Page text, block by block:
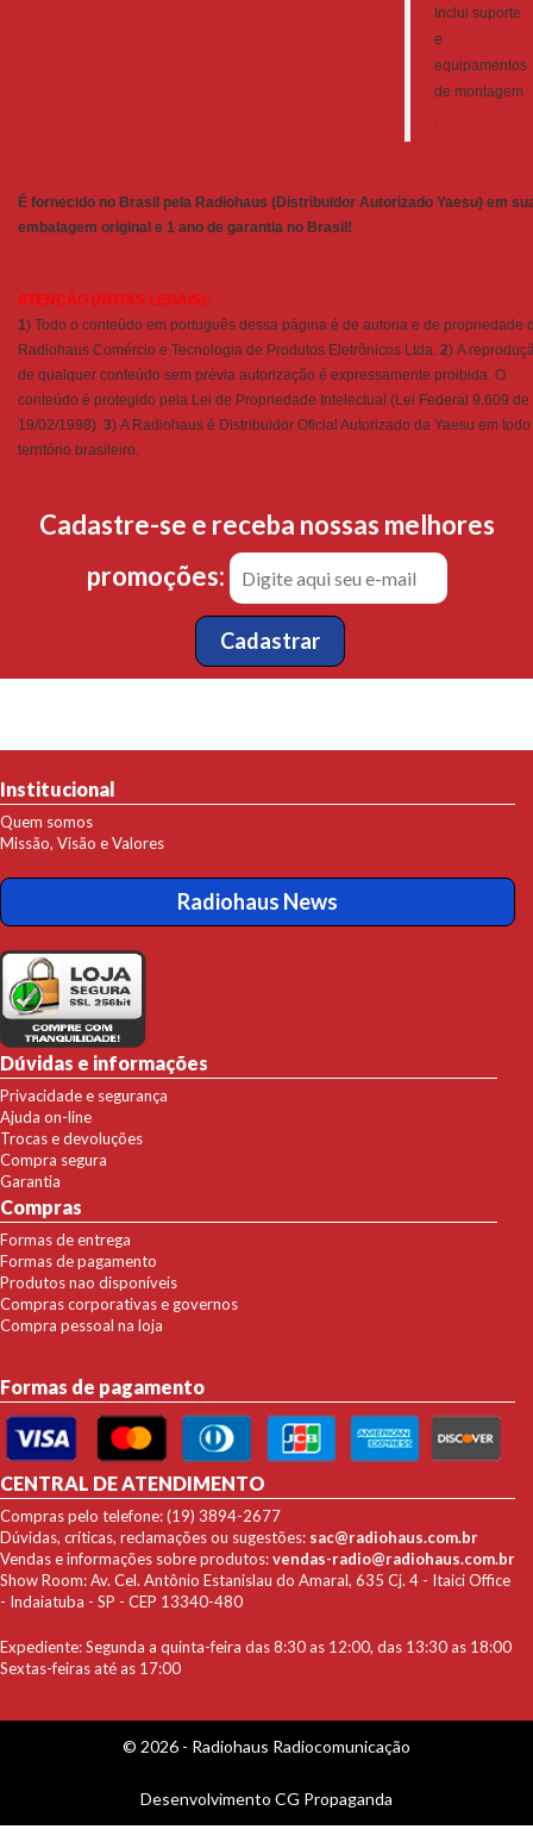
Inclui suporte
e
equipamentos
de montagem
.
É fornecido no Brasil pela Radiohaus (Distribuidor Autorizado Yaesu) em
embalagem original e 1 ano de garantia no Brasil!
ATENÇÃO (NOTAS LEGAIS):
1) Todo o conteúdo em português dessa página é de autoria e de propriedade
Radiohaus Comércio e Tecnologia de Produtos Eletrônicos Ltda. 2) A
de qualquer conteúdo sem prévia autorização é expressamente proibida. O
conteúdo é protegido pela Lei de Propriedade Intelectual (Lei Federal 9.609 de
19/02/1998). 3) A Radiohaus é Distribuidor Oficial Autorizado da Yaesu em todo
território brasileiro.
Cadastre-se e receba nossas melhores
promoções:
Institucional
Quem somos
Missão, Visão e Valores
Radiohaus News
Dúvidas e informações
Privacidade e segurança
Ajuda on-line
Trocas e devoluções
Compra segura
Garantia
Compras
Formas de entrega
Formas de pagamento
Produtos nao disponíveis
Compras corporativas e governos
Compra pessoal na loja
Formas de pagamento
CENTRAL DE ATENDIMENTO
Compras pelo telefone: (19) 3894-2677
Dúvidas, críticas, reclamações ou sugestões: sac@radiohaus.com.br
Vendas e informações sobre produtos:vendas-radio@radiohaus.com.br
Show Room: Av. Cel. Antônio Estanislau do Amaral, 635 Cj. 4 - Itaici Office
- Indaiatuba - SP - CEP 13340-480
Expediente: Segunda a quinta-feira das 8:30 as 12:00, das 13:30 as 18:00
Sextas-feiras até as 17:00
© 2026 - Radiohaus Radiocomunicação
Desenvolvimento CG Propaganda